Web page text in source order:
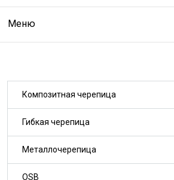
Меню
Композитная черепица
Гибкая черепица
Металлочерепица
OSB